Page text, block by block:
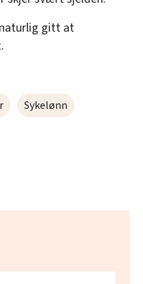
gitt at
Sykelønn